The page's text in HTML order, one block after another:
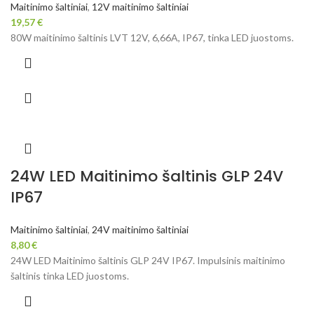
Maitinimo šaltiniai, 12V maitinimo šaltiniai
19,57€
80W maitinimo šaltinis LVT 12V, 6,66A, IP67, tinka LED juostoms.
24W LED Maitinimo šaltinis GLP 24V
IP67
Maitinimo šaltiniai, 24V maitinimo šaltiniai
8,80€
24W LED Maitinimo šaltinis GLP 24V IP67. Impulsinis maitinimo
šaltinis tinka LED juostoms.